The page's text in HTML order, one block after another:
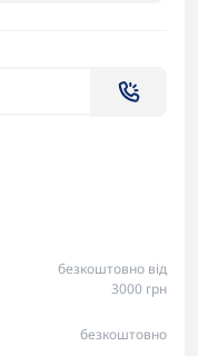
безкоштовно від
3000 грн
безкоштовно